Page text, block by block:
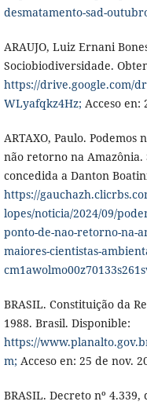
desmatamento-sad-
ARAUJO, Luiz Ernani
Sociobiodiversidade.
https://drive.google.com/
WLyafqkz4Hz; Acceso en:
ARTAXO, Paulo.
não retorno na Amazônia.
concedida a Danton
https://
lopes/noticia/2024/09/
ponto-de-nao-retorno-na-
maiores-cientistas-
BRASIL. Constituição da
1988. Brasil. Disponible:
https://
m; Acceso en: 25 de nov.
BRASIL. Decreto nº